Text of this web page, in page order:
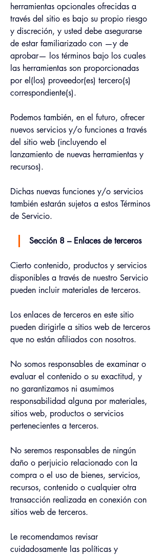
herramientas opcionales ofrecidas a
través del sitio es bajo su propio riesgo
y discreción, y usted debe asegurarse
de estar familiarizado con —y de
aprobar— los términos bajo los cuales
las herramientas son proporcionadas
por el(los) proveedor(es) tercero(s)
correspondiente(s).
Podemos también, en el futuro, ofrecer
nuevos servicios y/o funciones a través
del sitio web (incluyendo el
lanzamiento de nuevas herramientas y
recursos).
Dichas nuevas funciones y/o servicios
también estarán sujetos a estos Términos
de Servicio.
Sección 8 – Enlaces de terceros
Cierto contenido, productos y servicios
disponibles a través de nuestro Servicio
pueden incluir materiales de terceros.
Los enlaces de terceros en este sitio
pueden dirigirle a sitios web de terceros
que no están afiliados con nosotros.
No somos responsables de examinar o
evaluar el contenido o su exactitud, y
no garantizamos ni asumimos
responsabilidad alguna por materiales,
sitios web, productos o servicios
pertenecientes a terceros.
No seremos responsables de ningún
daño o perjuicio relacionado con la
compra o el uso de bienes, servicios,
recursos, contenido o cualquier otra
transacción realizada en conexión con
sitios web de terceros.
Le recomendamos revisar
cuidadosamente las políticas y